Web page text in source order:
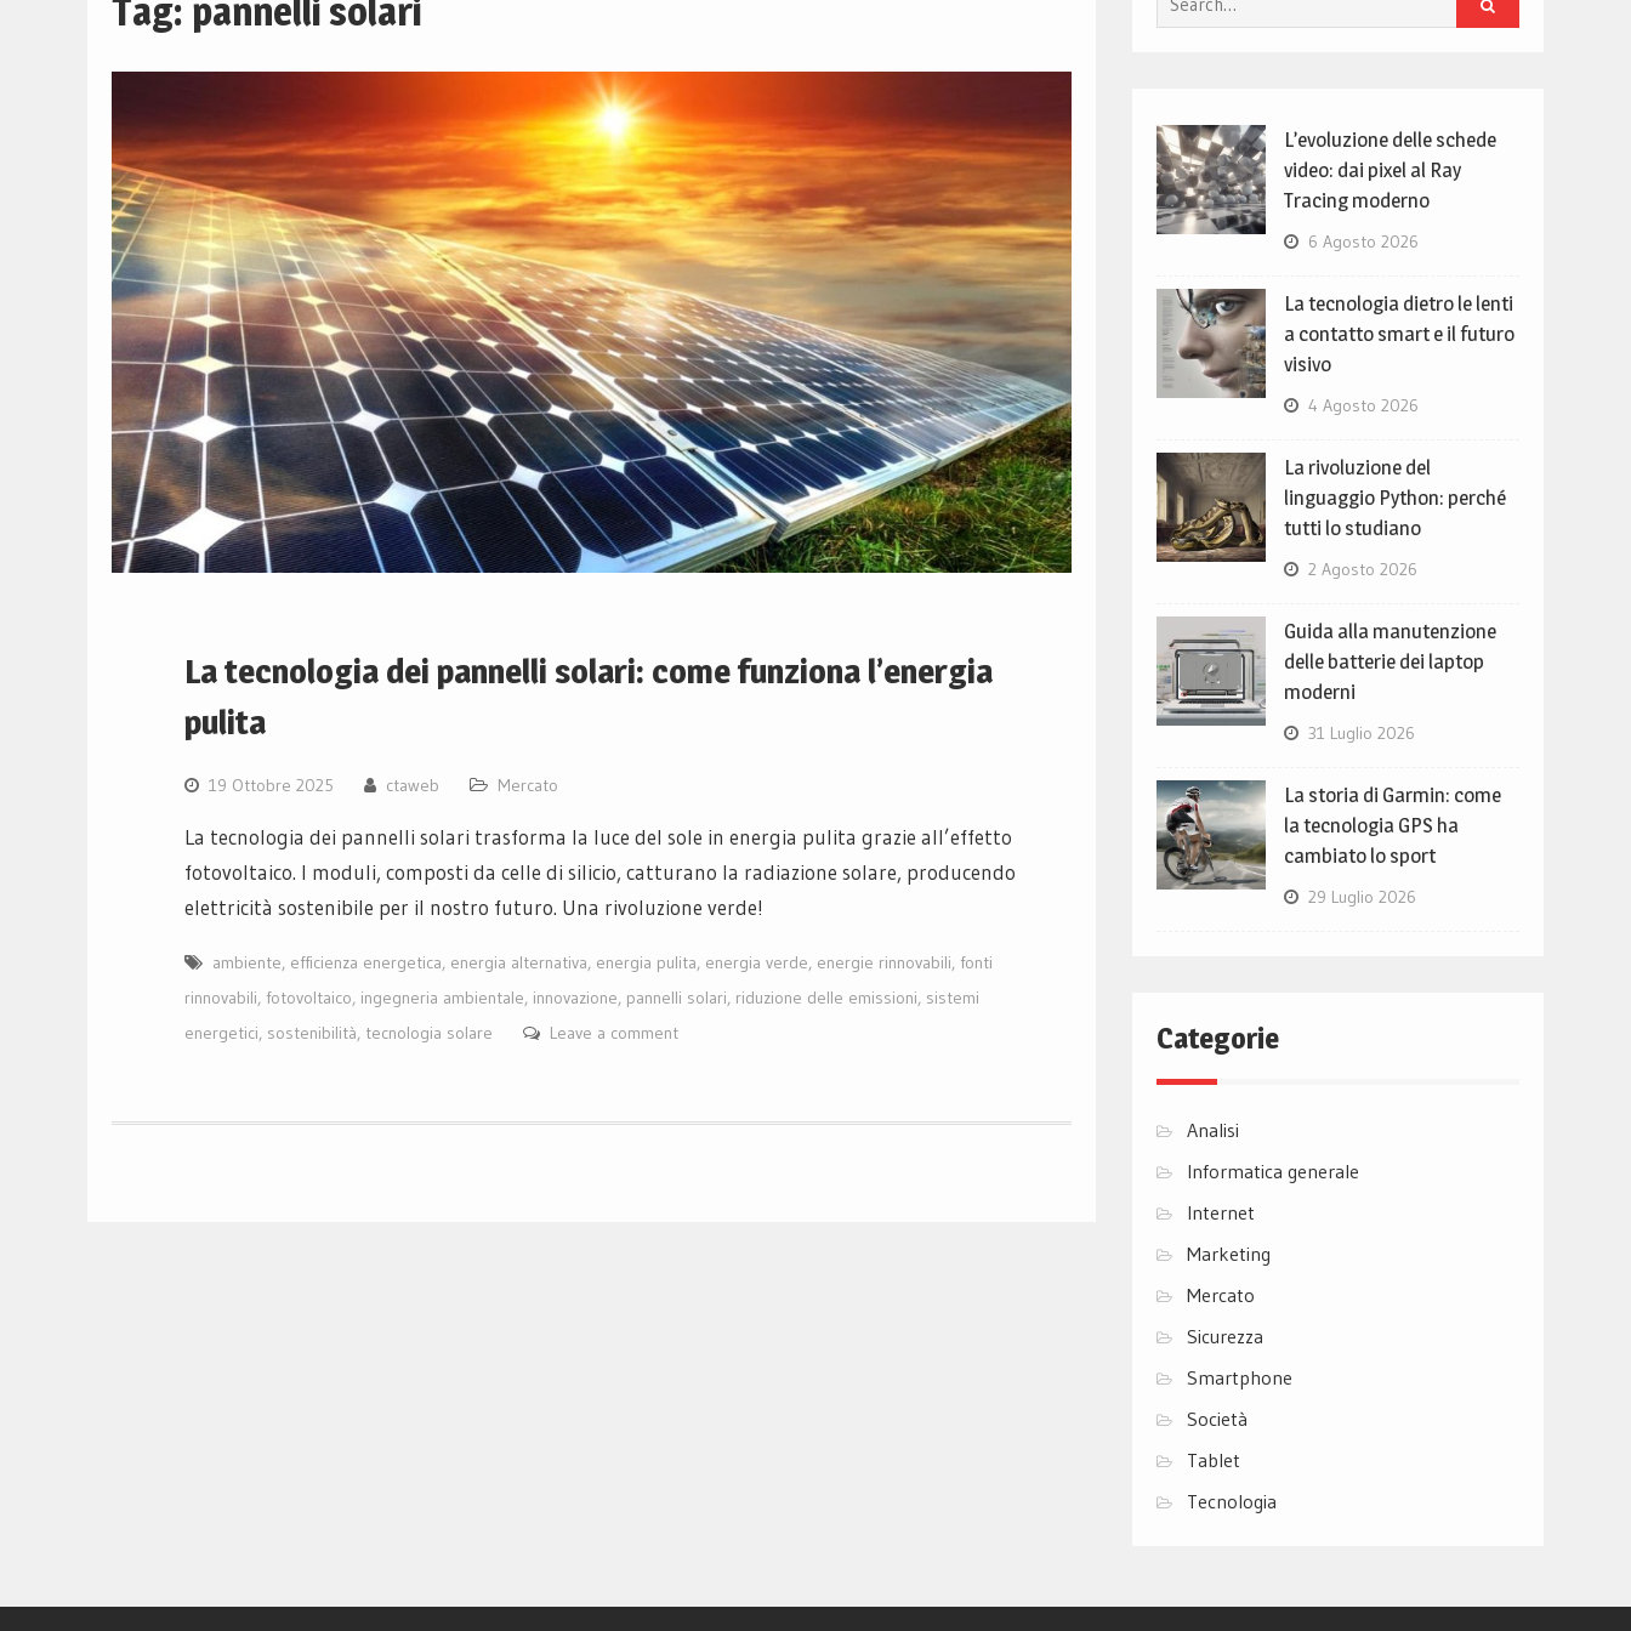
Tag: pannelli solari
La tecnologia dei pannelli solari: come funziona l’energia
pulita
19 Ottobre 2025 ctaweb Mercato
La tecnologia dei pannelli solari trasforma la luce del sole in energia pulita grazie all’effetto
fotovoltaico. I moduli, composti da celle di silicio, catturano la radiazione solare, producendo
elettricità sostenibile per il nostro futuro. Una rivoluzione verde!
ambiente, efficienza energetica, energia alternativa, energia pulita, energia verde, energie rinnovabili, fonti
rinnovabili, fotovoltaico, ingegneria ambientale, innovazione, pannelli solari, riduzione delle emissioni, sistemi
energetici, sostenibilità, tecnologia solare Leave a comment
for:
L’evoluzione delle schede
video: dai pixel al Ray
Tracing moderno
6 Agosto 2026
La tecnologia dietro le lenti
a contatto smart e il futuro
visivo
4 Agosto 2026
La rivoluzione del
linguaggio Python: perché
tutti lo studiano
2 Agosto 2026
Guida alla manutenzione
delle batterie dei laptop
moderni
31 Luglio 2026
La storia di Garmin: come
la tecnologia GPS ha
cambiato lo sport
29 Luglio 2026
Categorie
Analisi
Informatica generale
Internet
Marketing
Mercato
Sicurezza
Smartphone
Società
Tablet
Tecnologia